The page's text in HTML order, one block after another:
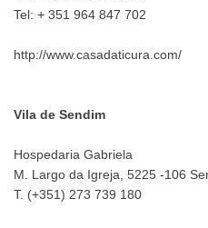
Tel: + 351 964 847 702
http://www.casadaticura.com/
Vila de Sendim
Hospedaria Gabriela
M. Largo da Igreja, 5225 -106
T. (+351) 273 739 180